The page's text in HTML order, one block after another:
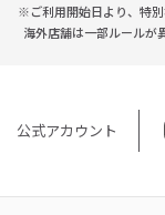
※ご利用開始日より、特
海外店舗は一部ルールが
公式アカウント